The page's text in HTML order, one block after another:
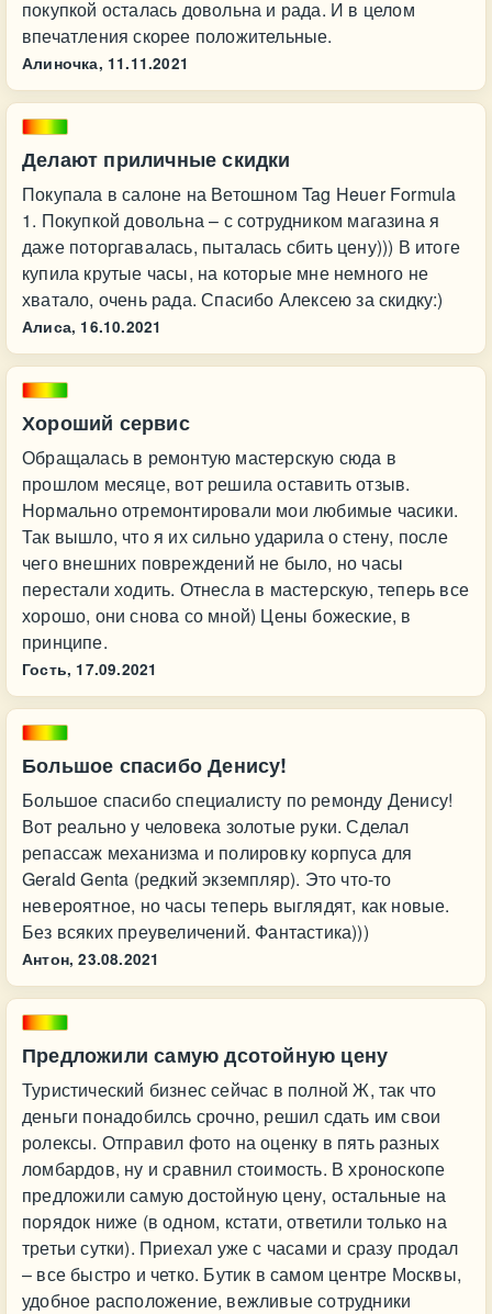
покупкой осталась довольна и рада. И в целом
впечатления скорее положительные.
Алиночка, 11.11.2021
Делают приличные скидки
Покупала в салоне на Ветошном Tag Heuer Formula
1. Покупкой довольна – с сотрудником магазина я
даже поторгавалась, пыталась сбить цену))) В итоге
купила крутые часы, на которые мне немного не
хватало, очень рада. Спасибо Алексею за скидку:)
Алиса, 16.10.2021
Хороший сервис
Обращалась в ремонтую мастерскую сюда в
прошлом месяце, вот решила оставить отзыв.
Нормально отремонтировали мои любимые часики.
Так вышло, что я их сильно ударила о стену, после
чего внешних повреждений не было, но часы
перестали ходить. Отнесла в мастерскую, теперь все
хорошо, они снова со мной) Цены божеские, в
принципе.
Гость, 17.09.2021
Большое спасибо Денису!
Большое спасибо специалисту по ремонду Денису!
Вот реально у человека золотые руки. Сделал
репассаж механизма и полировку корпуса для
Gerald Genta (редкий экземпляр). Это что-то
невероятное, но часы теперь выглядят, как новые.
Без всяких преувеличений. Фантастика)))
Антон, 23.08.2021
Предложили самую дсотойную цену
Туристический бизнес сейчас в полной Ж, так что
деньги понадобилсь срочно, решил сдать им свои
ролексы. Отправил фото на оценку в пять разных
ломбардов, ну и сравнил стоимость. В хроноскопе
предложили самую достойную цену, остальные на
порядок ниже (в одном, кстати, ответили только на
третьи сутки). Приехал уже с часами и сразу продал
– все быстро и четко. Бутик в самом центре Москвы,
удобное расположение, вежливые сотрудники